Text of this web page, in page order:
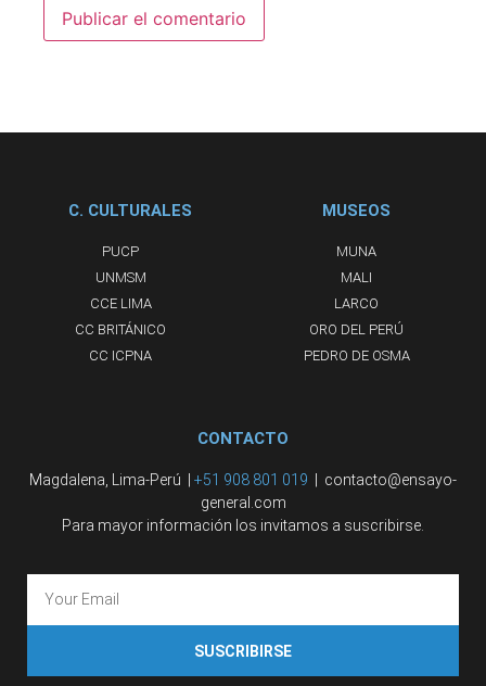
C. CULTURALES
PUCP
UNMSM
CCE LIMA
CC BRITÁNICO
CC ICPNA
MUSEOS
MUNA
MALI
LARCO
ORO DEL PERÚ
PEDRO DE OSMA
CONTACTO
Magdalena, Lima-Perú | +51 908 801 019
| contacto@ensayo-
general.com
Para mayor información los invitamos a suscribirse.
SUSCRIBIRSE